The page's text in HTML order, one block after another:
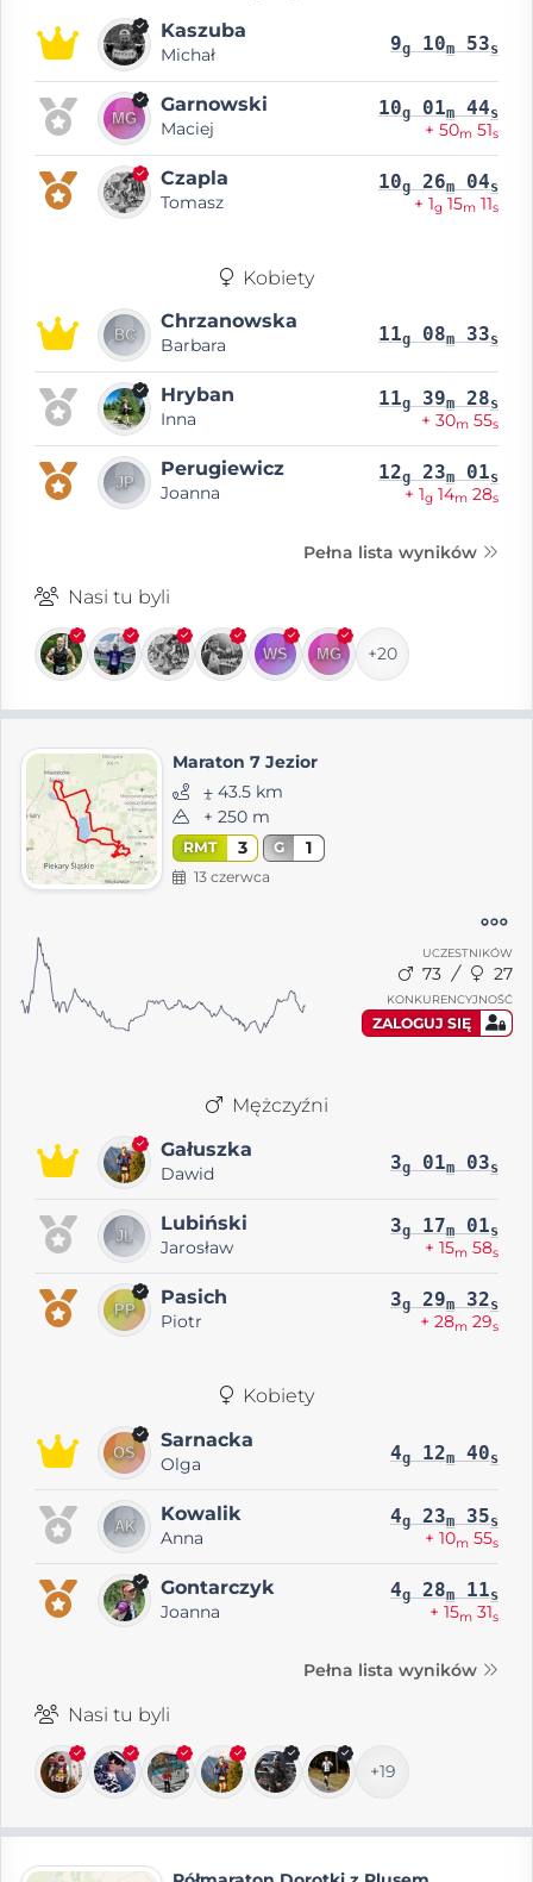
Kaszuba
Michał 9g 10m 53s
Garnowski
Maciej
10g 01m 44s
+ 50m 51s
Czapla
Tomasz
10g 26m 04s
+ 1g 15m 11s
Kobiety
Chrzanowska
Barbara 11g 08m 33s
Hryban
Inna
11g 39m 28s
+ 30m 55s
Perugiewicz
Joanna
12g 23m 01s
+ 1g 14m 28s
Pełna lista wyników
Nasi tu byli
+20
Maraton 7 Jezior
⨦ 43.5 km
+ 250 m
RMT 3 G 1
13 czerwca
UCZESTNIKÓW
73 27
KONKURENCYJNOŚĆ
ZALOGUJ SIĘ
Mężczyźni
Gałuszka
Dawid 3g 01m 03s
Lubiński
Jarosław
3g 17m 01s
+ 15m 58s
Pasich
Piotr
3g 29m 32s
+ 28m 29s
Kobiety
Sarnacka
Olga 4g 12m 40s
Kowalik
Anna
4g 23m 35s
+ 10m 55s
Gontarczyk
Joanna
4g 28m 11s
+ 15m 31s
Pełna lista wyników
Nasi tu byli
+19